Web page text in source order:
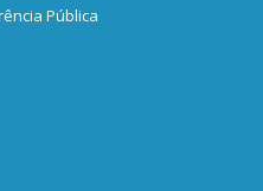
Pública